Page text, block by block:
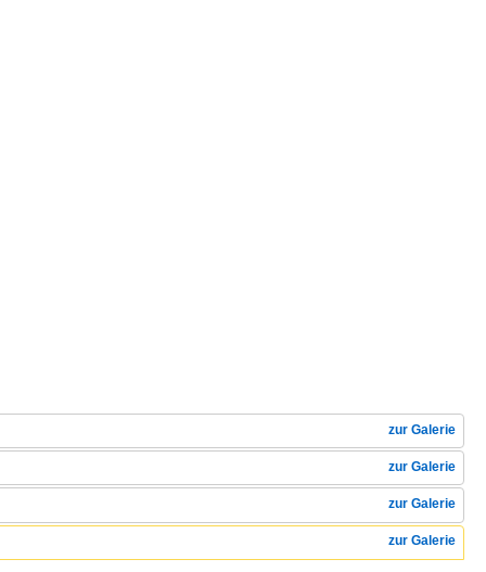
zur Galerie
zur Galerie
zur Galerie
zur Galerie